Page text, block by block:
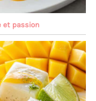
et passion